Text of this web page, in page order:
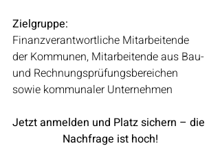
Zielgruppe:
Finanzverantwortliche Mitarbeitende
der Kommunen, Mitarbeitende aus Bau-
und Rechnungsprüfungsbereichen
sowie kommunaler Unternehmen
Jetzt anmelden und Platz sichern – die
Nachfrage ist hoch!